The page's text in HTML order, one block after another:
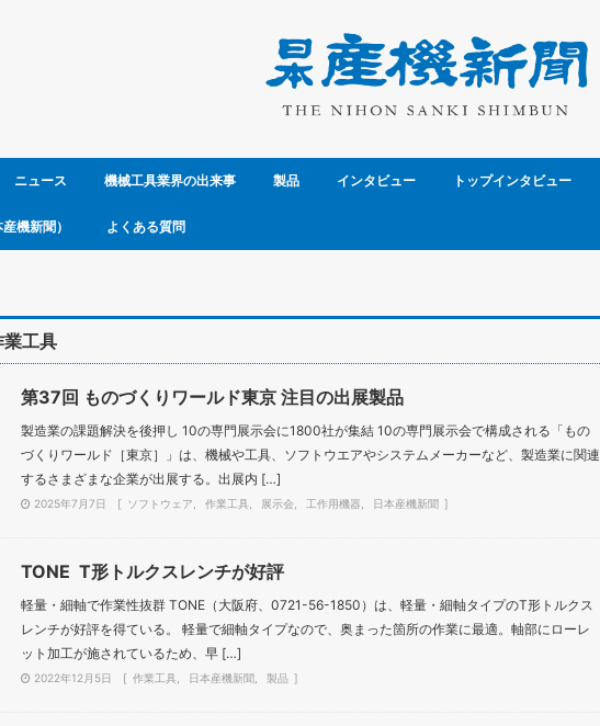
ニュース 機械工具業界の出来事 製品 インタビュー トップインタビュー
機新聞） よくある質問
業工具
第37回 ものづくりワールド東京 注目の出展製品
製造業の課題解決を後押し 10の専門展示会に1800社が集結 10の専門展示会で構成される「もの
づくりワールド［東京］」は、機械や工具、ソフトウエアやシステムメーカーなど、製造業に関連
するさまざまな企業が出展する。出展内 […]
2025年7月7日 ソフトウェア 作業工具 展示会 工作用機器 日本産機新聞
TONE T形トルクスレンチが好評
軽量・細軸で作業性抜群 TONE（大阪府、0721-56-1850）は、軽量・細軸タイプのT形トルクス
レンチが好評を得ている。 軽量で細軸タイプなので、奥まった箇所の作業に最適。軸部にローレ
ット加工が施されているため、早 […]
2022年12月5日 作業工具 日本産機新聞 製品